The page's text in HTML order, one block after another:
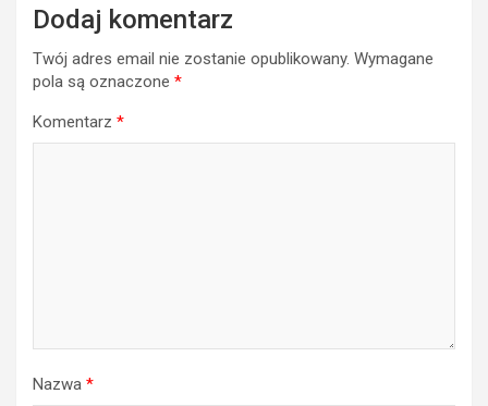
Dodaj komentarz
Twój adres email nie zostanie opublikowany. Wymagane
pola są oznaczone *
Komentarz *
Nazwa *